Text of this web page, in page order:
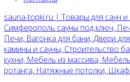
sauna-topki.ru | Товары для саун
Симферополь сауны под ключ,
Печи, Вагонка для бани, Двери
камины и сауны, Строительство
кухни, Мебель из массива,
ротанга, Натяжные потолки,